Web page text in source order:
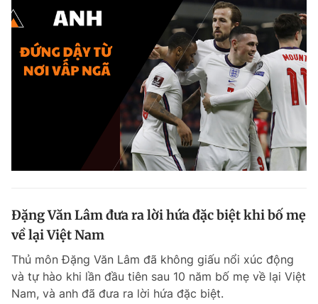
Đặng Văn Lâm đưa ra lời hứa đặc biệt khi bố mẹ
về lại Việt Nam
Thủ môn Đặng Văn Lâm đã không giấu nổi xúc động
và tự hào khi lần đầu tiên sau 10 năm bố mẹ về lại Việt
Nam, và anh đã đưa ra lời hứa đặc biệt.